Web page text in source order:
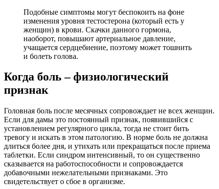
Подобные симптомы могут беспокоить на фоне
изменения уровня тестостерона (который есть у
женщин) в крови. Скачки данного гормона,
наоборот, повышают артериальное давление,
учащается сердцебиение, поэтому может тошнить
и болеть голова.
Когда боль – физиологический
признак
Головная боль после месячных сопровождает не всех женщин.
Если для дамы это постоянный признак, появившийся с
установлением регулярного цикла, тогда не стоит бить
тревогу и искать в этом патологию. В норме боль не должна
длиться более дня, и утихать или прекращаться после приема
таблетки. Если синдром интенсивный, то он существенно
сказывается на работоспособности и сопровождается
добавочными нежелательными признаками. Это
свидетельствует о сбое в организме.